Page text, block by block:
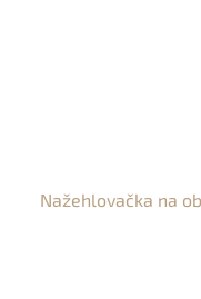
Nažehlovačka na